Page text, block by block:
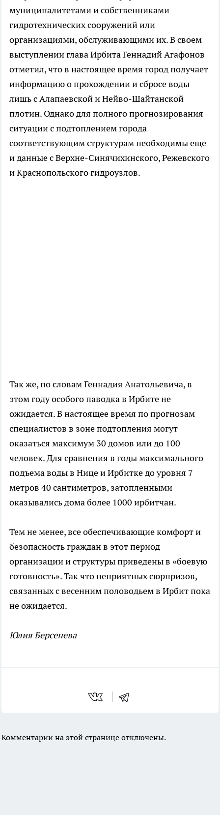
муниципалитетами и собственниками
гидротехнических сооружений или
организациями, обслуживающими их. В своем
выступлении глава Ирбита Геннадий Агафонов
отметил, что в настоящее время город получает
информацию о прохождении и сбросе воды
лишь с Алапаевской и Нейво-Шайтанской
плотин. Однако для полного прогнозирования
ситуации с подтоплением города
соответствующим структурам необходимы еще
и данные с Верхне-Синячихинского, Режевского
и Краснопольского гидроузлов.
Так же, по словам Геннадия Анатольевича, в
этом году особого паводка в Ирбите не
ожидается. В настоящее время по прогнозам
специалистов в зоне подтопления могут
оказаться максимум 30 домов или до 100
человек. Для сравнения в годы максимального
подъема воды в Нице и Ирбитке до уровня 7
метров 40 сантиметров, затопленными
оказывались дома более 1000 ирбитчан.
Тем не менее, все обеспечивающие комфорт и
безопасность граждан в этот период
организации и структуры приведены в «боевую
готовность». Так что неприятных сюрпризов,
связанных с весенним половодьем в Ирбит пока
не ожидается.
Юлия Берсенева
Комментарии на этой странице отключены.